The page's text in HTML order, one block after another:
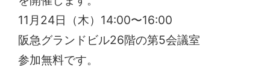
11月24日（木）14:00〜16:00
阪急グランドビル26階の第5会議室
参加無料です。